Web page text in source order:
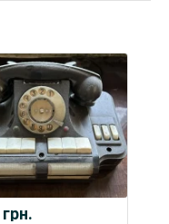
грн.